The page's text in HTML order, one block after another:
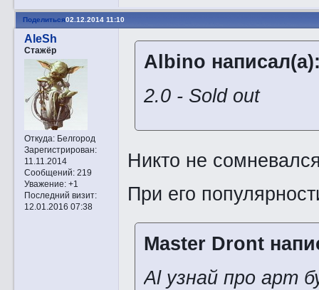
Поделиться02.12.2014 11:10
AleSh
Стажёр
Откуда:Белгород
Зарегистрирован:
11.11.2014
Сообщений:219
Уважение: +1
Последний визит:
12.01.2016 07:38
Albino
2.0 - Sold out
Никто не
При его
Master Dront
Al узнай про арт